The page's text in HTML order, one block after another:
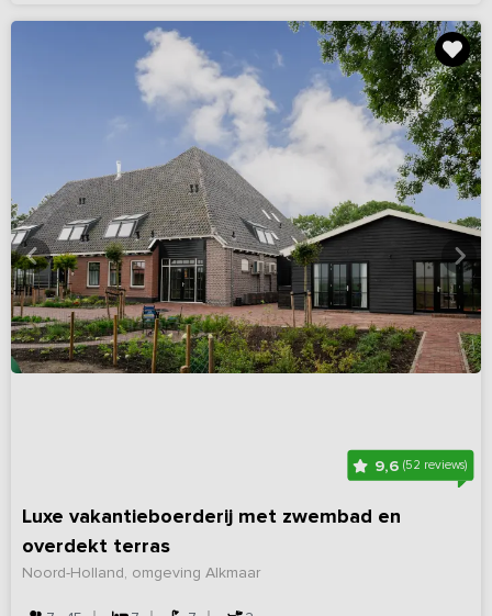
9,6 (52 reviews)
Luxe vakantieboerderij met zwembad en
overdekt terras
Noord-Holland, omgeving Alkmaar